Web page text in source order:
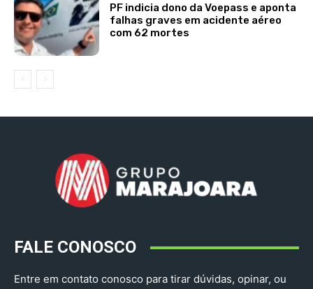
PF indicia dono da Voepass e aponta
falhas graves em acidente aéreo
com 62 mortes
FALE CONOSCO
Entre em contato conosco para tirar dúvidas, opinar, ou